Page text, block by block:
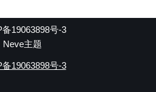
19063898号-3
Neve主题
19063898号-3